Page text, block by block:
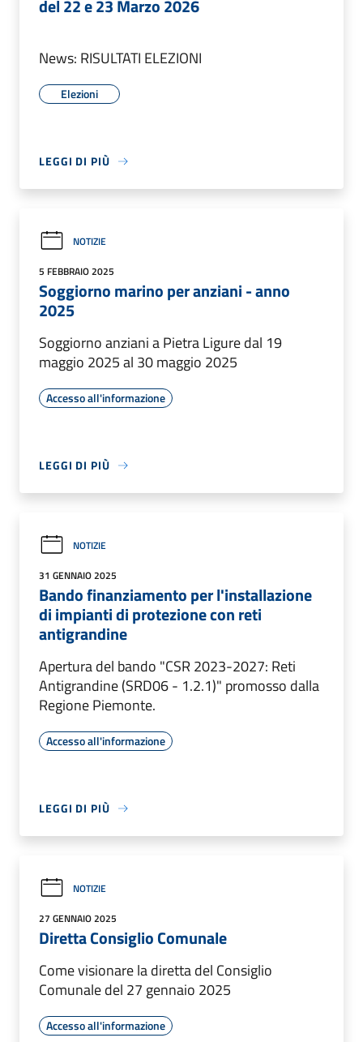
del 22 e 23 Marzo 2026
News: RISULTATI ELEZIONI
Elezioni
LEGGI DI PIÙ
NOTIZIE
5 FEBBRAIO 2025
Soggiorno marino per anziani - anno
2025
Soggiorno anziani a Pietra Ligure dal 19
maggio 2025 al 30 maggio 2025
Accesso all'informazione
LEGGI DI PIÙ
NOTIZIE
31 GENNAIO 2025
Bando finanziamento per l'installazione
di impianti di protezione con reti
antigrandine
Apertura del bando "CSR 2023-2027: Reti
Antigrandine (SRD06 - 1.2.1)" promosso dalla
Regione Piemonte.
Accesso all'informazione
LEGGI DI PIÙ
NOTIZIE
27 GENNAIO 2025
Diretta Consiglio Comunale
Come visionare la diretta del Consiglio
Comunale del 27 gennaio 2025
Accesso all'informazione